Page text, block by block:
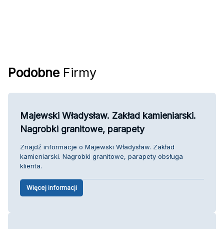
Podobne Firmy
Majewski Władysław. Zakład kamieniarski.
Nagrobki granitowe, parapety
Znajdź informacje o Majewski Władysław. Zakład
kamieniarski. Nagrobki granitowe, parapety obsługa
klienta.
Więcej informacji